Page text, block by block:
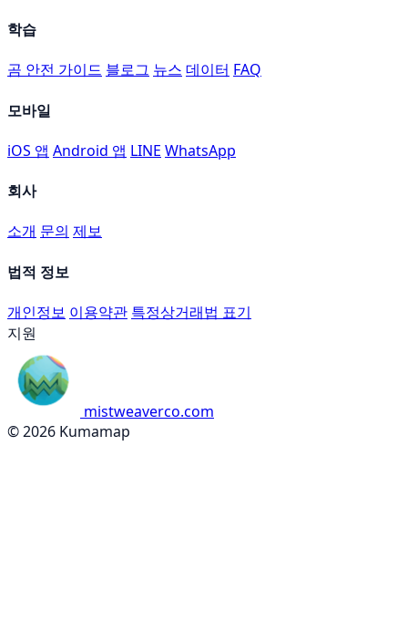
학습
곰 안전 가이드 블로그 뉴스 데이터 FAQ
모바일
iOS 앱 Android 앱 LINE WhatsApp
회사
소개 문의 제보
법적 정보
개인정보 이용약관 특정상거래법 표기
지원
mistweaverco.com
© 2026 Kumamap